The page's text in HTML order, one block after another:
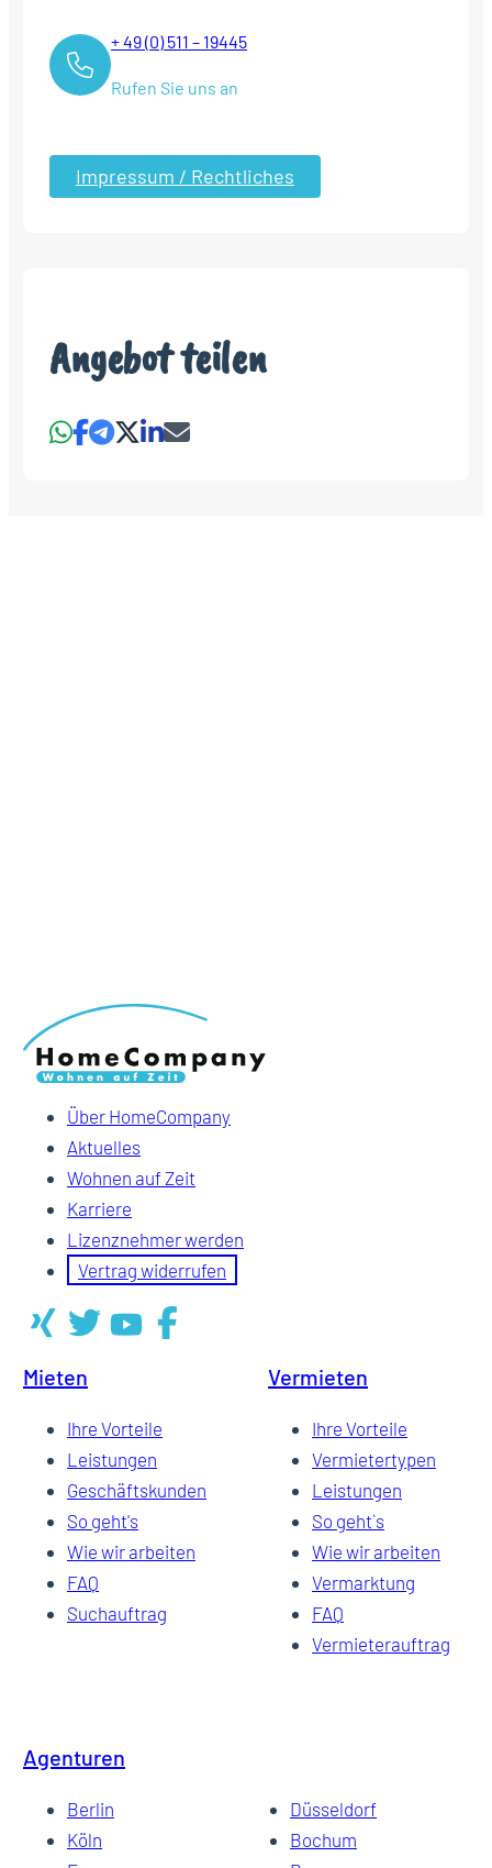
+ 49 (0) 511 – 19445
Rufen Sie uns an
Impressum / Rechtliches
Angebot teilen
Über HomeCompany
Aktuelles
Wohnen auf Zeit
Karriere
Lizenznehmer werden
Vertrag widerrufen
Mieten
Ihre Vorteile
Leistungen
Geschäftskunden
So geht's
Wie wir arbeiten
FAQ
Suchauftrag
Vermieten
Ihre Vorteile
Vermietertypen
Leistungen
So geht`s
Wie wir arbeiten
Vermarktung
FAQ
Vermieterauftrag
Agenturen
Berlin
Düsseldorf
Köln
Bochum